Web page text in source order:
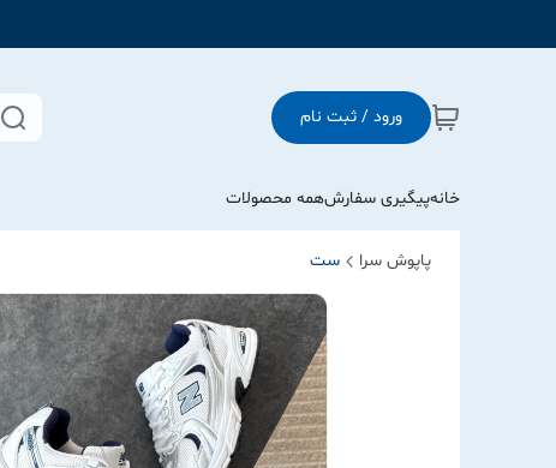
ورود / ثبت نام
خانهپیگیری سفارشهمه محصولات
پاپوش سرا ست